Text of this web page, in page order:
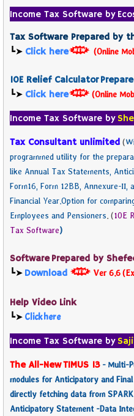
Income Tax Software by E
Tax Software Prepared by
┗➤ Click here (Online
10E Relief Calculator
┗➤ Click here (Online
Income Tax Software by
Tax Consultant unlimited(
programmed utility for the
like Annual Tax Statements,
Form16, Form 12BB, Annexure-
Financial Year.Option for
Employees and Pensioners. (10E
Tax Software)
Software Prepared by
┗➤ Download Ver 6.6
Help Video Link
┗➤ Click here
Income Tax Software by
The All-NewTIMUS 13- Multi-
modules for Anticipatory and
directly fetching data from
Anticipatory Statement -Data